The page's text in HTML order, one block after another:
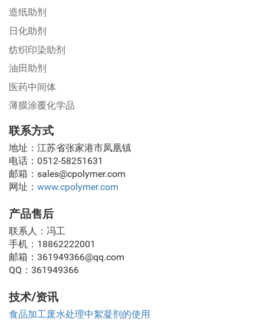
造纸助剂
日化助剂
纺织印染助剂
油田助剂
医药中间体
薄膜涂覆化学品
联系方式
地址：江苏省张家港市凤凰镇
电话：0512-58251631
邮箱：sales@cpolymer.com
网址： www.cpolymer.com
产品售后
联系人：冯工
手机：18862222001
邮箱：361949366@qq.com
QQ：361949366
技术/资讯
食品加工废水处理中絮凝剂的使用